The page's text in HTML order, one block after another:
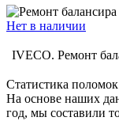
Нет в наличии
IVECO. Ремонт
Статистика поломок
На основе наших
год, мы составили